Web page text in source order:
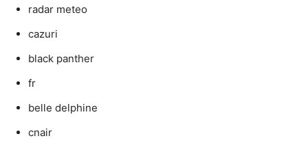
radar meteo
cazuri
black panther
fr
belle delphine
cnair